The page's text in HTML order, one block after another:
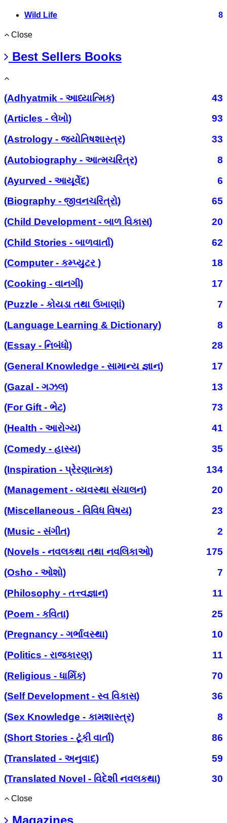
Wild Life 8
Close
Best Sellers Books
(Adhyatmik - આધ્યાત્મિક)
43
(Articles - લેખો)
93
(Astrology - જ્યોતિષશાસ્ત્ર)
33
(Autobiography - આત્મચરિત્ર)
8
(Ayurved - આયૂર્વેદ)
6
(Biography - જીવનચરિત્રો)
65
(Child Development - બાળ વિકાસ)
20
(Child Stories - બાળવાર્તા)
62
(Computer - કમ્પ્યુટર )
18
(Cooking - વાનગી)
17
(Puzzle - કોયડા તથા ઉખાણાં)
7
(Language Learning & Dictionary)
8
(Essay - નિબંધો)
28
(General Knowledge - સામાન્ય જ્ઞાન)
17
(Gazal - ગઝલ)
13
(For Gift - ભેટ)
73
(Health - આરોગ્ય)
41
(Comedy - હાસ્ય)
35
(Inspiration - પ્રેરણાત્મક)
134
(Management - વ્યવસ્થા સંચાલન)
20
(Miscellaneous - વિવિધ વિષય)
23
(Music - સંગીત)
2
(Novels - નવલકથા તથા નવલિકાઓ)
175
(Osho - ઓશો)
7
(Philosophy - તત્ત્વજ્ઞાન)
11
(Poem - કવિતા)
25
(Pregnancy - ગર્ભાવસ્થા)
10
(Politics - રાજકારણ)
11
(Religious - ધાર્મિક)
70
(Self Development - સ્વ વિકાસ)
36
(Sex Knowledge - કામશાસ્ત્ર)
8
(Short Stories - ટૂંકી વાર્તા)
86
(Translated - અનુવાદ)
59
(Translated Novel - વિદેશી નવલકથા)
30
Close
Magazines